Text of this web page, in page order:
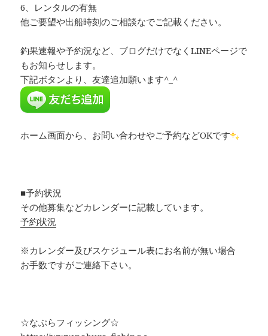
6、レンタルの有無
他ご要望や出船時刻のご相談なでご記載ください。
釣果速報や予約況など、ブログだけでなくLINEページで
もお知らせします。
下記ボタンより、友達追加願います^_^
ホーム画面から、お問い合わせやご予約などOKです
■予約状況
その他募集などカレンダーに記載しています。
予約状況
※カレンダー及びスケジュール表にお名前が無い場合
お手数ですがご連絡下さい。
☆なぶらフィッシング☆